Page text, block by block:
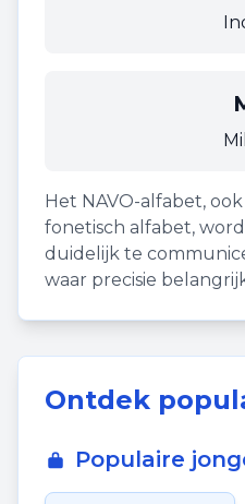
Het NAVO-alfabet,
fonetisch alfabet,
duidelijk te
waar precisie
Ontdek
Populaire